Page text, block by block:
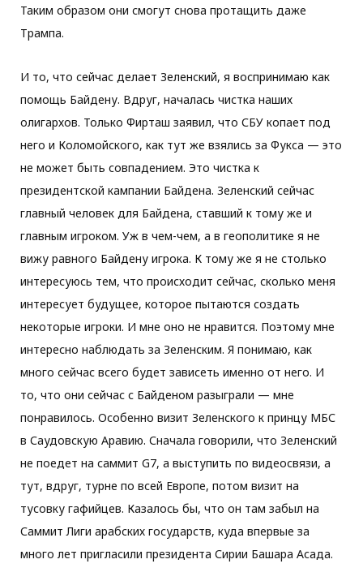
Таким образом они смогут снова протащить даже
Трампа.
И то, что сейчас делает Зеленский, я воспринимаю как
помощь Байдену. Вдруг, началась чистка наших
олигархов. Только Фирташ заявил, что СБУ копает под
него и Коломойского, как тут же взялись за Фукса — это
не может быть совпадением. Это чистка к
президентской кампании Байдена. Зеленский сейчас
главный человек для Байдена, ставший к тому же и
главным игроком. Уж в чем-чем, а в геополитике я не
вижу равного Байдену игрока. К тому же я не столько
интересуюсь тем, что происходит сейчас, сколько меня
интересует будущее, которое пытаются создать
некоторые игроки. И мне оно не нравится. Поэтому мне
интересно наблюдать за Зеленским. Я понимаю, как
много сейчас всего будет зависеть именно от него. И
то, что они сейчас с Байденом разыграли — мне
понравилось. Особенно визит Зеленского к принцу МБС
в Саудовскую Аравию. Сначала говорили, что Зеленский
не поедет на саммит G7, а выступить по видеосвязи, а
тут, вдруг, турне по всей Европе, потом визит на
тусовку гафийцев. Казалось бы, что он там забыл на
Саммит Лиги арабских государств, куда впервые за
много лет пригласили президента Сирии Башара Асада.